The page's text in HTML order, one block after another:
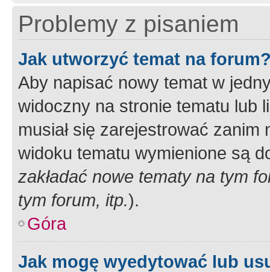
Problemy z pisaniem
Jak utworzyć temat na
Aby napisać nowy temat w
widoczny na stronie tematu lub
musiał się zarejestrować
widoku tematu wymienione są
zakładać nowe tematy na tym
tym forum, itp.).
Góra
Jak mogę wyedytować lub